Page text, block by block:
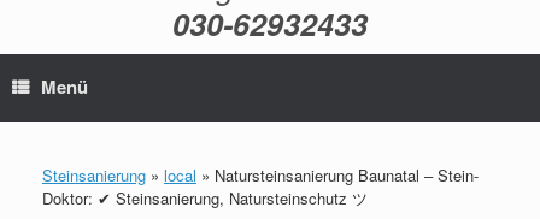
030-62932433
Menü
Steinsanierung » local » Natursteinsanierung Baunatal – Stein-
Doktor: ✔ Steinsanierung, Natursteinschutz ツ